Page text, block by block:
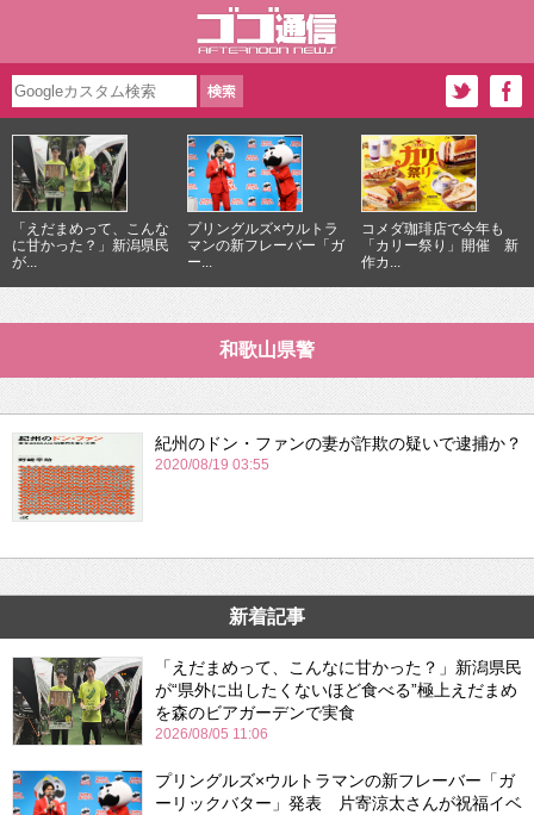
「えだまめって、こんな
に甘かった？」新潟県民
が...
プリングルズ×ウルトラ
マンの新フレーバー「ガ
ー...
コメダ珈琲店で今年も
「カリー祭り」開催 新
作カ...
和歌山県警
紀州のドン・ファンの妻が詐欺の疑いで逮捕か？
2020/08/19 03:55
新着記事
「えだまめって、こんなに甘かった？」新潟県民
が“県外に出したくないほど食べる”極上えだまめ
を森のビアガーデンで実食
2026/08/05 11:06
プリングルズ×ウルトラマンの新フレーバー「ガ
ーリックバター」発表 片寄涼太さんが祝福イベ